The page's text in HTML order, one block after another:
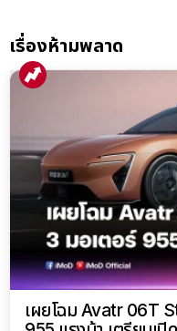
เรื่องห้ามพลาด
เผยโฉม Avatr 06T